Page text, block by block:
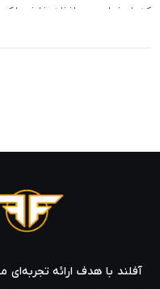
تبدیل شود. کمپانی لکسار
ذخیره‌سازی جدید در محدوده
آفلند با هدف ارائه‌